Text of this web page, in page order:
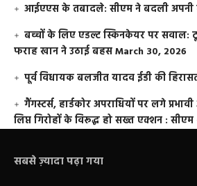
आईएएस के तबादले: सीएम ने बदली अपनी
बच्चों के लिए एडल्ट स्किनकेयर पर
फराह खान ने उठाई बहसMarch 30, 2026
पूर्व विधायक बलजीत यादव ईडी की
गैंगस्टर्स, हार्डकोर अपराधियों पर लगे
लिप्त गिरोहों के विरूद्ध हो सख्त एक्शन : सीएम
सबसे ज़्यादा पढ़ा गया